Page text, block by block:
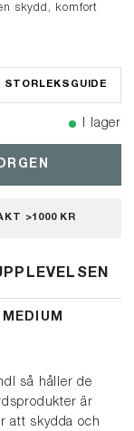
skydd, komfort
STORLEKSGUIDE
I lager
>1000 KR
så håller de
är
att skydda och